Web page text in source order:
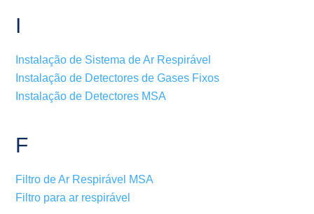
I
Instalação de Sistema de Ar Respirável
Instalação de Detectores de Gases Fixos
Instalação de Detectores MSA
F
Filtro de Ar Respirável MSA
Filtro para ar respirável